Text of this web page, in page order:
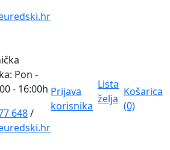
Pon -
- 16:00h
648/
Prijava
korisnika
Lista
želja
Košarica
(0)